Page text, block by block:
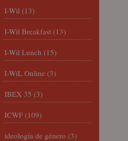
I-Wil (13)
I-Wil Breakfast (13)
I-Wil Lunch (15)
I-WiL Online (3)
IBEX 35 (3)
ICWF (109)
ideología de género (3)